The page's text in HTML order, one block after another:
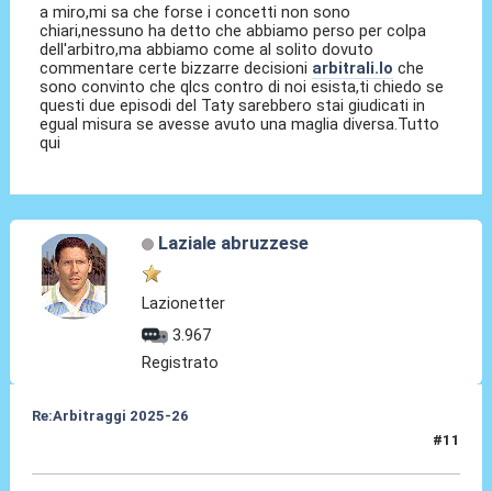
a miro,mi sa che forse i concetti non sono
chiari,nessuno ha detto che abbiamo perso per colpa
dell'arbitro,ma abbiamo come al solito dovuto
commentare certe bizzarre decisioni arbitrali.Io che
sono convinto che qlcs contro di noi esista,ti chiedo se
questi due episodi del Taty sarebbero stai giudicati in
egual misura se avesse avuto una maglia diversa.Tutto
qui
Laziale abruzzese
Lazionetter
3.967
Registrato
Re:Arbitraggi 2025-26
#11